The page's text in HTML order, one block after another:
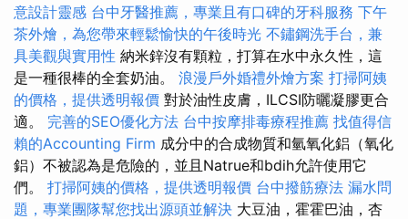
意設計靈感 台中牙醫推薦，專業且有口碑的牙科服務 下午
茶外燴，為您帶來輕鬆愉快的午後時光 不鏽鋼洗手台，兼
具美觀與實用性 納米鋅沒有顆粒，打算在水中永久性，這
是一種很棒的全套奶油。 浪漫戶外婚禮外燴方案 打掃阿姨
的價格，提供透明報價 對於油性皮膚，ILCSI防曬凝膠更合
適。 完善的SEO優化方法 台中按摩排毒療程推薦 找值得信
賴的Accounting Firm 成分中的合成物質和氫氧化鋁（氧化
鋁）不被認為是危險的，並且Natrue和bdih允許使用它
們。 打掃阿姨的價格，提供透明報價 台中撥筋療法 漏水問
題，專業團隊幫您找出源頭並解決 大豆油，霍霍巴油，杏